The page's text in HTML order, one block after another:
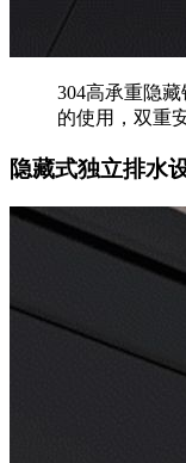
304高承重隐
的使用，双重
隐藏式独立排水